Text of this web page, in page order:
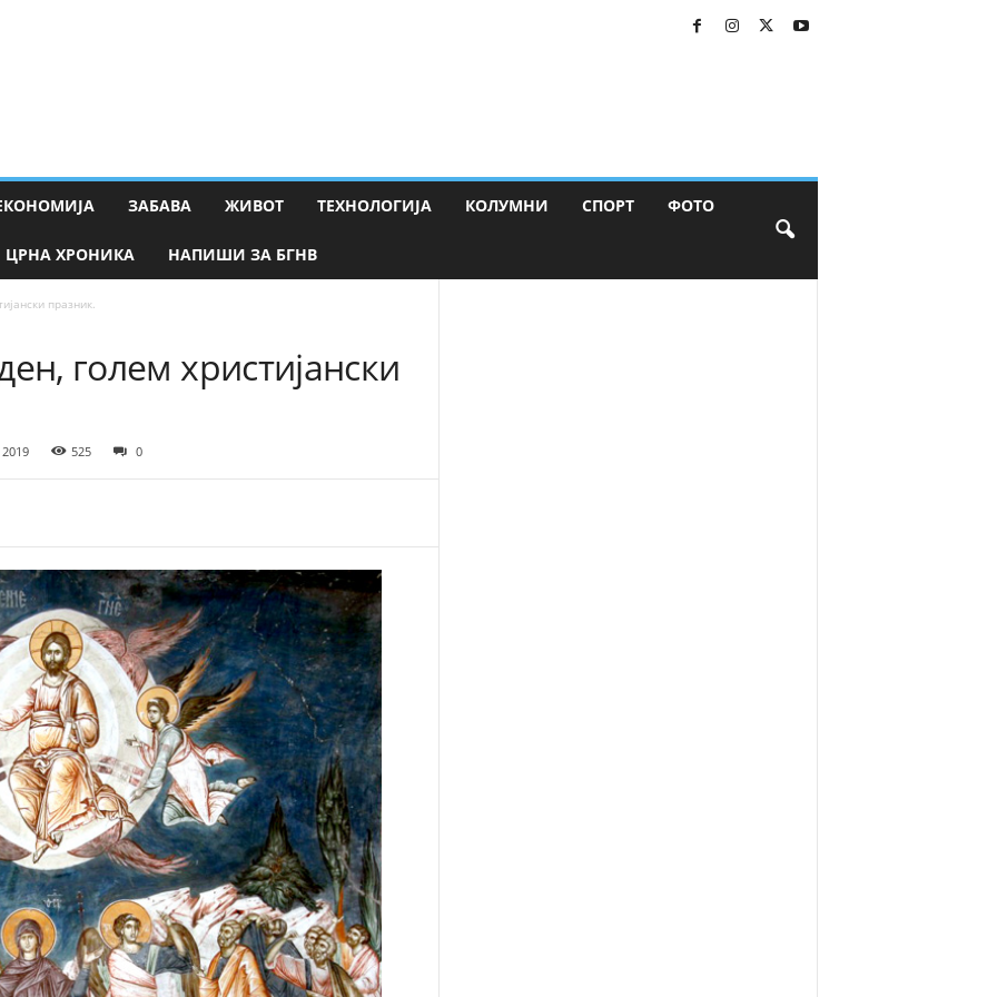
ЗАБАВА ЖИВОТ ТЕХНОЛОГИЈА КОЛУМНИ СПОРТ ФОТО
ЦРНА ХРОНИКА НАПИШИ ЗА БГНВ
празник.
голем христијански
525 0